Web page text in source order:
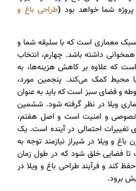
شما خواهد بود (طراحی باغ و
معماری است که با سلیقه شما و
داشته باشد. چهارم، انتخاب
که علاوه بر کاهش هزینه‌ها، به
محیط کمک می‌کند. پنجمین مورد،
و فضای سبز است که باید به عنوان
ویلا در نظر گرفته شود. ششمین
و امنیت است و اصل هفتم،
تغییرات احتمالی در آینده است. یک
و ویلا در شیراز نیازمند توجه به
تا فضایی خلق شود که در طول زمان
کند و فرآیند طراحی باغ و ویلا در
برود.